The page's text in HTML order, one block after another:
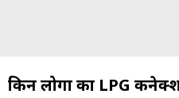
किन लोगों का LPG